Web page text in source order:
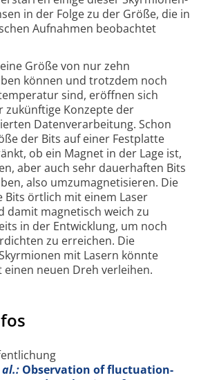
in der Folge zu der Größe, die in
Aufnahmen beobachtet
Größe von nur zehn
können und trotzdem noch
sind, eröffnen sich
zukünftige Konzepte der
Daten­verarbeitung. Schon
der Bits auf einer Festplatte
ob ein Magnet in der Lage ist,
aber auch sehr dauerhaften Bits
also umzu­magnetisieren. Die
Bits örtlich mit einem Laser
damit magnetisch weich zu
in der Entwicklung, um noch
zu erreichen. Die
mit Lasern könnte
einen neuen Dreh verleihen.
al.: Observation of fluctuation-